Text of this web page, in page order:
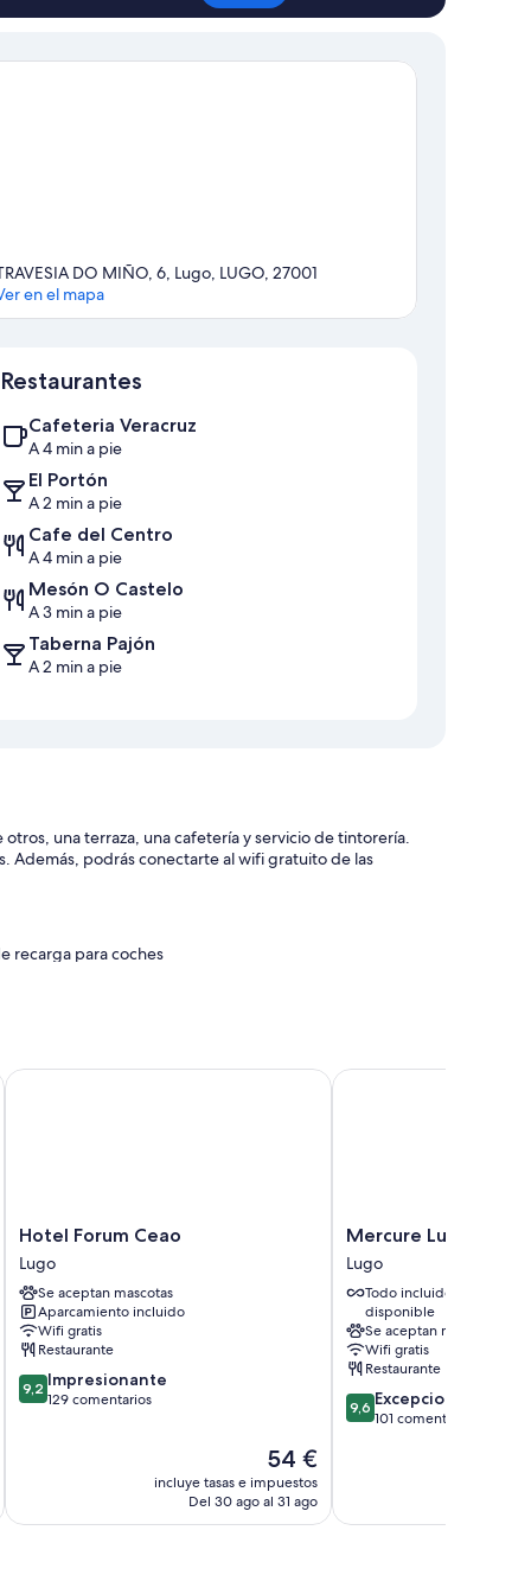
DO MIÑO, 6, Lugo, LUGO, 27001
en el mapa
Restaurantes
Cafeteria Veracruz
A 4 min a pie
El Portón
A 2 min a pie
Cafe del Centro
A 4 min a pie
Mesón O Castelo
A 3 min a pie
Taberna Pajón
A 2 min a pie
una terraza, una cafetería y servicio de tintorería.
Además, podrás conectarte al wifi gratuito de las
recarga para coches
turística y para la compra de entradas
Hotel
Forum
Ceao
Lugo
Hotel Forum Ceao
Lugo
Se aceptan mascotas
Aparcamiento incluido
Wifi gratis
Restaurante
9.2
sobre
9,2 Impresionante
129 comentarios
El
precio
actual
54 €
incluye tasas e impuestos
Del 30 ago al 31 ago
Hotel Forum Ceao
Mercure
Lugo
Centro
Lugo
Mercure Lugo
Lugo
Todo incluido
disponible
Se aceptan mascotas
Wifi gratis
Restaurante
9.6
sobre
9,6 Excepcional
101 comentarios
Mercure Lugo Centro